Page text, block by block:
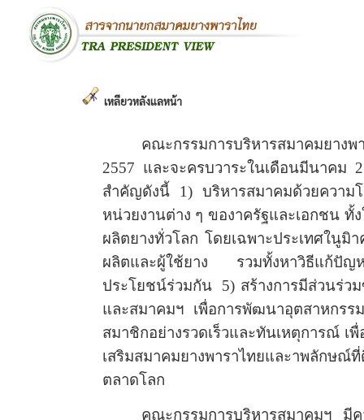
เหลียวหลังแลหน้า
คณะกรรมการบริหารสมาคมยาง
2557 และจะครบวาระในเดือนมีนาคม
สำคัญดังนี้ 1)บริหารสมาคมด้วยควา
หน่วยงานต่าง ๆ ของาครัฐและเอกชน ทั้
ผลิตยางทั่วโลก โดยเฉพาะประเทศในูมิ
ผลิตและผู้ใช้ยาง รวมทั้งหาวิธีแก้ปัญ
ประโยชน์ร่วมกัน 5) สร้างการมีส่วนร่ว
และสมาคมฯ เพื่อการพัฒนาอุตสาหกรร
สมาชิกอย่างรวดเร็วและทันเหตุการณ์
เสริมสมาคมยางพาราไทยและาพลักษ
ตลาดโลก
คณะกรรมการบริหารสมาคมฯ มีค